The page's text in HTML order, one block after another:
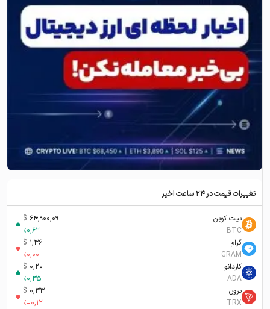
تغییرات قیمت در ۲۴ ساعت اخیر
بیت کوین
BTC
64,900,09
$
%0,62
گرام
GRAM
1,36
$
%0,00
کاردانو
ADA
0,20
$
%0,35
ترون
TRX
0,33
$
%-0,12